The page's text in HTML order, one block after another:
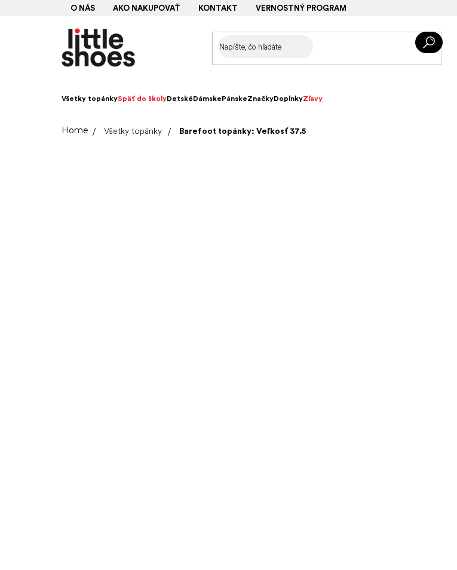
O NÁS AKO NAKUPOVAŤ KONTAKT VERNOSTNÝ PROGRAM
Všetky topánkySpäť do školyDetskéDámskePánskeZnačkyDoplnkyZľavy
DomovVšetky topánky Barefoot topánky: Veľkosť 37.5